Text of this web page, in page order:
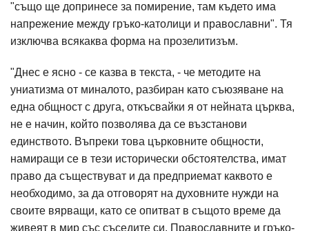
"също ще допринесе за помирение, там където има
напрежение между гръко-католици и православни". Тя
изключва всякаква форма на прозелитизъм.
"Днес е ясно - се казва в текста, - че методите на
униатизмa от миналото, разбиран като съюзяване на
една общност с друга, откъсвайки я от нейната църква,
не е начин, който позволява да се възстанови
единството. Въпреки това църковнитe общности,
намиращи се в тези исторически обстоятелства, имат
право да съществуват и да предприемат каквото е
необходимо, за да отговорят на духовните нужди на
своите вярващи, като се опитват в същото време да
живеят в мир със съседите си. Православните и гръко-